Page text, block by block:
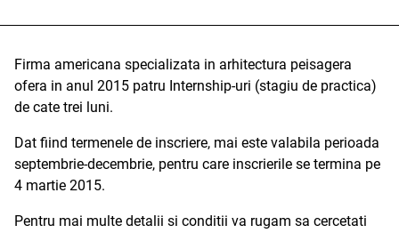
Firma americana specializata in arhitectura peisagera
ofera in anul 2015 patru Internship-uri (stagiu de practica)
de cate trei luni.
Dat fiind termenele de inscriere, mai este valabila perioada
septembrie-decembrie, pentru care inscrierile se termina pe
4 martie 2015.
Pentru mai multe detalii si conditii va rugam sa cercetati